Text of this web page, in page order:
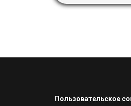
Пользовательское